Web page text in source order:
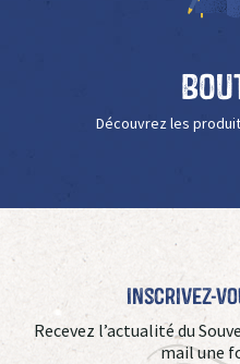
Découvrez les
Inscrivez-
Recevez l’actualité du
mail une